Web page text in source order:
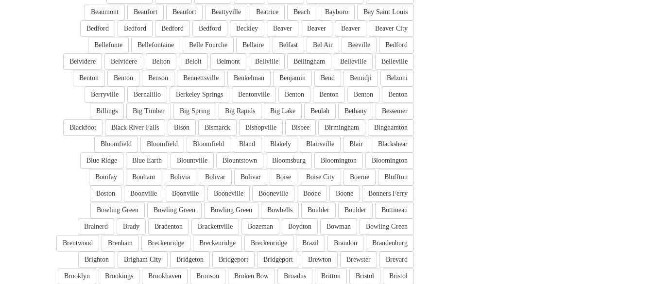
Bay Saint Louis
Bayboro
Beach
Beatrice
Beattyville
Beaufort
Beaufort
Beaumont
Beaver City
Beaver
Beaver
Beaver
Beckley
Bedford
Bedford
Bedford
Bedford
Bedford
Beeville
Bel Air
Belfast
Bellaire
Belle Fourche
Bellefontaine
Bellefonte
Belleville
Belleville
Bellingham
Bellville
Belmont
Beloit
Belton
Belvidere
Belvidere
Belzoni
Bemidji
Bend
Benjamin
Benkelman
Bennettsville
Benson
Benton
Benton
Benton
Benton
Benton
Benton
Bentonville
Berkeley Springs
Bernalillo
Berryville
Bessemer
Bethany
Beulah
Big Lake
Big Rapids
Big Spring
Big Timber
Billings
Binghamton
Birmingham
Bisbee
Bishopville
Bismarck
Bison
Black River Falls
Blackfoot
Blackshear
Blair
Blairsville
Blakely
Bland
Bloomfield
Bloomfield
Bloomfield
Bloomington
Bloomington
Bloomsburg
Blountstown
Blountville
Blue Earth
Blue Ridge
Bluffton
Boerne
Boise City
Boise
Bolivar
Bolivar
Bolivia
Bonham
Bonifay
Bonners Ferry
Boone
Boone
Booneville
Booneville
Boonville
Boonville
Boston
Bottineau
Boulder
Boulder
Bowbells
Bowling Green
Bowling Green
Bowling Green
Bowling Green
Bowman
Boydton
Bozeman
Brackettville
Bradenton
Brady
Brainerd
Brandenburg
Brandon
Brazil
Breckenridge
Breckenridge
Breckenridge
Brenham
Brentwood
Brevard
Brewster
Brewton
Bridgeport
Bridgeport
Bridgeton
Brigham City
Brighton
Bristol
Bristol
Britton
Broadus
Broken Bow
Bronson
Brookhaven
Brookings
Brooklyn